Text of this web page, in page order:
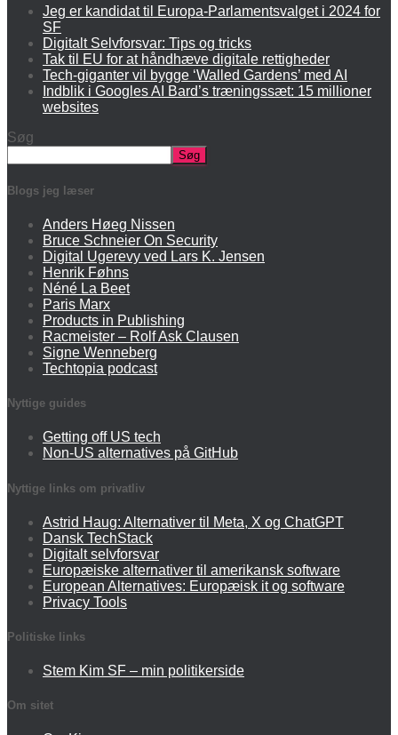
Jeg er kandidat til Europa-Parlamentsvalget i 2024 for
SF
Digitalt Selvforsvar: Tips og tricks
Tak til EU for at håndhæve digitale rettigheder
Tech-giganter vil bygge ‘Walled Gardens’ med AI
Indblik i Googles AI Bard’s træningssæt: 15 millioner
websites
Søg
Søg
Blogs jeg læser
Anders Høeg Nissen
Bruce Schneier On Security
Digital Ugerevy ved Lars K. Jensen
Henrik Føhns
Néné La Beet
Paris Marx
Products in Publishing
Racmeister – Rolf Ask Clausen
Signe Wenneberg
Techtopia podcast
Nyttige guides
Getting off US tech
Non-US alternatives på GitHub
Nyttige links om privatliv
Astrid Haug: Alternativer til Meta, X og ChatGPT
Dansk TechStack
Digitalt selvforsvar
Europæiske alternativer til amerikansk software
European Alternatives: Europæisk it og software
Privacy Tools
Politiske links
Stem Kim SF – min politikerside
Om sitet